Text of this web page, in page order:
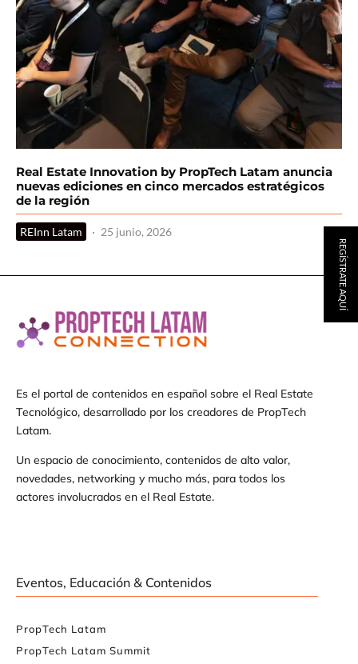
Real Estate Innovation by PropTech Latam anuncia
nuevas ediciones en cinco mercados estratégicos
de la región
REInn Latam · 25 junio, 2026
Es el portal de contenidos en español sobre el Real Estate
Tecnológico, desarrollado por los creadores de PropTech
Latam.
Un espacio de conocimiento, contenidos de alto valor,
novedades, networking y mucho más, para todos los
actores involucrados en el Real Estate.
Eventos, Educación & Contenidos
PropTech Latam
PropTech Latam Summit
REGÍSTRATE AQUÍ